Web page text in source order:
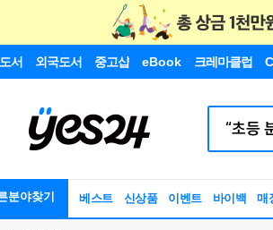
서 외국도서 중고샵 eBook 크레마클럽
분야찾기 베스트 신상품 이벤트 바이백 매